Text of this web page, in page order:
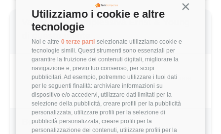
Continua
Utilizziamo i cookie e altre
tecnologie
Noi e altre 0 terze parti selezionate utilizziamo cookie e
tecnologie simili. Questi strumenti sono essenziali per
garantire la fruizione dei contenuti digitali, migliorare la
navigazione e, previo tuo consenso, per scopi
pubblicitari. Ad esempio, potremmo utilizzare i tuoi dati
per le seguenti finalità: archiviare informazioni su
dispositivo e/o accedervi, utilizzare dati limitati per la
selezione della pubblicità, creare profili per la pubblicità
personalizzata, utilizzare profili per la selezione di
pubblicità personalizzata, creare profili per la
personalizzazione dei contenuti, utilizzare profili per la
Valutazione complessiva Ernst & Young
di questo utente
2.8/5 Basato su 5 parametri di valutazione
Benefits & Compensi